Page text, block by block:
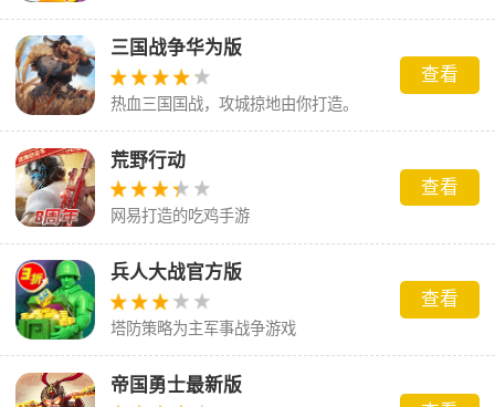
的金币
三国战争华为版
热血三国国战，攻城掠地由你打造。
查看
荒野行动
网易打造的吃鸡手游
查看
兵人大战官方版
塔防策略为主军事战争游戏
查看
帝国勇士最新版